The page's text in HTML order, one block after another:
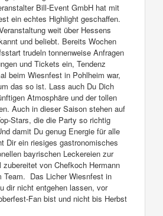
Bill-Event GmbH hat mit
ein echtes Highlight geschaffen.
weit über Hessens
und beliebt. Bereits Wochen
trudeln tonnenweise Anfragen
und Tickets ein, Tendenz
beim Wiesnfest in Pohlheim war,
das so ist. Lass auch Du Dich
Atmosphäre und der tollen
Auch in dieser Saison stehen auf
Stars, die die Party so richtig
damit Du genug Energie für alle
Dir ein riesiges gastronomisches
bayrischen Leckereien zur
zubereitet von Chefkoch Hermann
Team. Das Licher Wiesnfest in
dir nicht entgehen lassen, vor
Fan bist und nicht bis Herbst